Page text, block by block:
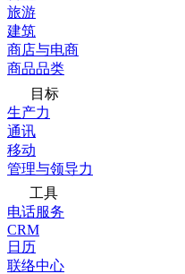
旅游
建筑
商店与电商
商品品类
目标
生产力
通讯
移动
管理与领导力
工具
电话服务
CRM
日历
联络中心